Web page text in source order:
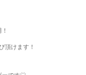
頂けます！